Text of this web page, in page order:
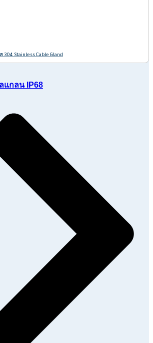
304 Stainless Cable Gland
แกลน IP68